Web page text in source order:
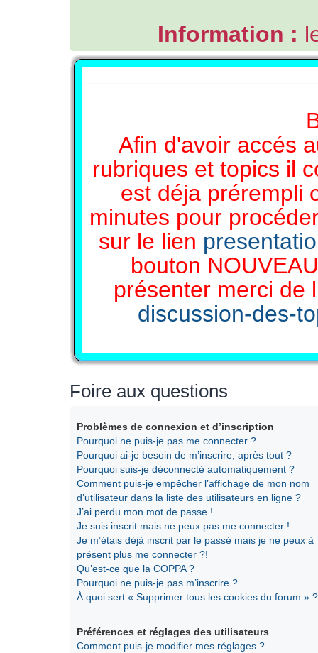
Information :
Afin d'avoir accés
rubriques et topics il
est déja prérempli
minutes pour
sur le lien
bouton
présenter merci de
discussion-des-
Foire aux questions
Problèmes de connexion et d’inscription
Pourquoi ne puis-je pas me connecter ?
Pourquoi ai-je besoin de m’inscrire, après tout ?
Pourquoi suis-je déconnecté automatiquement ?
Comment puis-je empêcher l’affichage de mon nom
d’utilisateur dans la liste des utilisateurs en ligne ?
J’ai perdu mon mot de passe !
Je suis inscrit mais ne peux pas me connecter !
Je m’étais déjà inscrit par le passé mais je ne peux à
présent plus me connecter ?!
Qu’est-ce que la COPPA ?
Pourquoi ne puis-je pas m’inscrire ?
À quoi sert « Supprimer tous les cookies du forum » ?
Préférences et réglages des utilisateurs
Comment puis-je modifier mes réglages ?